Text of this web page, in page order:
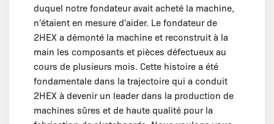
duquel notre fondateur avait acheté la machine,
n'étaient en mesure d'aider. Le fondateur de
2HEX a démonté la machine et reconstruit à la
main les composants et pièces défectueux au
cours de plusieurs mois. Cette histoire a été
fondamentale dans la trajectoire qui a conduit
2HEX à devenir un leader dans la production de
machines sûres et de haute qualité pour la